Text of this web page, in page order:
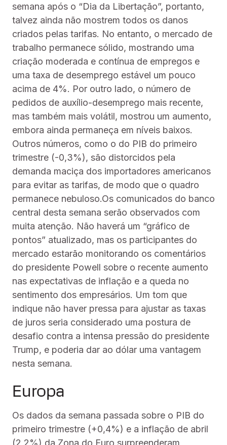
semana após o “Dia da Libertação”, portanto,
talvez ainda não mostrem todos os danos
criados pelas tarifas. No entanto, o mercado de
trabalho permanece sólido, mostrando uma
criação moderada e contínua de empregos e
uma taxa de desemprego estável um pouco
acima de 4%. Por outro lado, o número de
pedidos de auxílio-desemprego mais recente,
mas também mais volátil, mostrou um aumento,
embora ainda permaneça em níveis baixos.
Outros números, como o do PIB do primeiro
trimestre (-0,3%), são distorcidos pela
demanda maciça dos importadores americanos
para evitar as tarifas, de modo que o quadro
permanece nebuloso.Os comunicados do banco
central desta semana serão observados com
muita atenção. Não haverá um “gráfico de
pontos” atualizado, mas os participantes do
mercado estarão monitorando os comentários
do presidente Powell sobre o recente aumento
nas expectativas de inflação e a queda no
sentimento dos empresários. Um tom que
indique não haver pressa para ajustar as taxas
de juros seria considerado uma postura de
desafio contra a intensa pressão do presidente
Trump, e poderia dar ao dólar uma vantagem
nesta semana.
Europa
Os dados da semana passada sobre o PIB do
primeiro trimestre (+0,4%) e a inflação de abril